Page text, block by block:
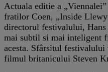
Actuala editie a
fratilor Coen, „Inside
directorul festivalului, Hans
mai subtil si mai inteligent
acesta. Sfârsitul festivalului
filmul britanicului Steven